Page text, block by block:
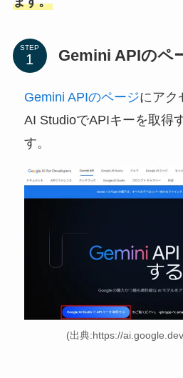
STEP Gemini APIのペ
Gemini APIのページにアク
AI StudioでAPIキーを取得
す。
(出典:https://